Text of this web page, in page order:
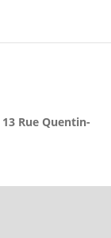
13 Rue Quentin-